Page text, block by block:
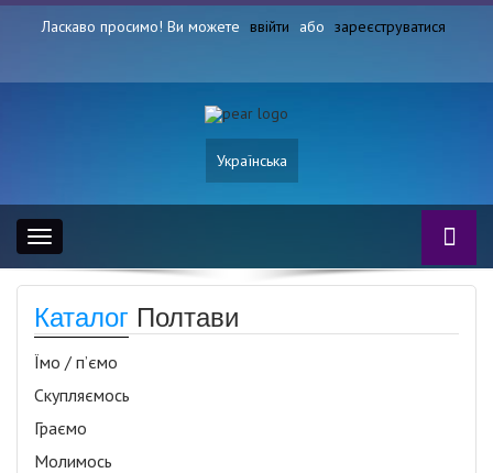
Ласкаво просимо! Ви можете ввійти або зареєструватися
Українська
Toggle
navigation
Каталог Полтави
Їмо / п’ємо
Скупляємось
Граємо
Молимось